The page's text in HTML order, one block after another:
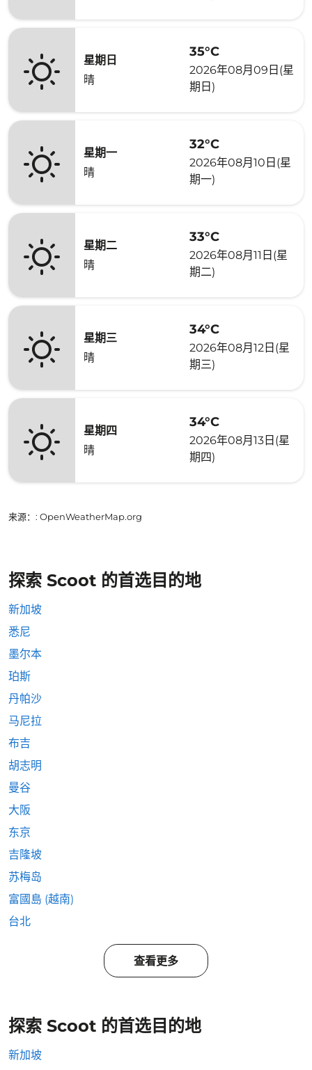
星期日
晴
35°C
2026年08月09日(星
期日)
星期一
晴
32°C
2026年08月10日(星
期一)
星期二
晴
33°C
2026年08月11日(星
期二)
星期三
晴
34°C
2026年08月12日(星
期三)
星期四
晴
34°C
2026年08月13日(星
期四)
来源： : OpenWeatherMap.org
探索 Scoot 的首选目的地
新加坡
悉尼
墨尔本
珀斯
丹帕沙
马尼拉
布吉
胡志明
曼谷
大阪
东京
吉隆坡
苏梅岛
富國島 (越南)
台北
查看更多
探索 Scoot 的首选目的地
新加坡